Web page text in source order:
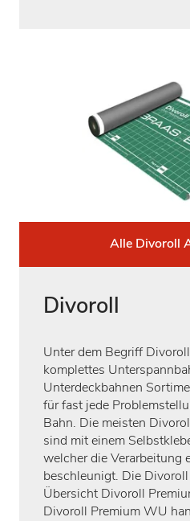
Alle Divoroll
Divoroll
Unter dem Begriff
komplettes
Unterdeckbahnen
für fast jede
Bahn. Die meisten
sind mit einem
welcher die Verarbeitung
beschleunigt. Die
Übersicht Divoroll
Divoroll Premium WU